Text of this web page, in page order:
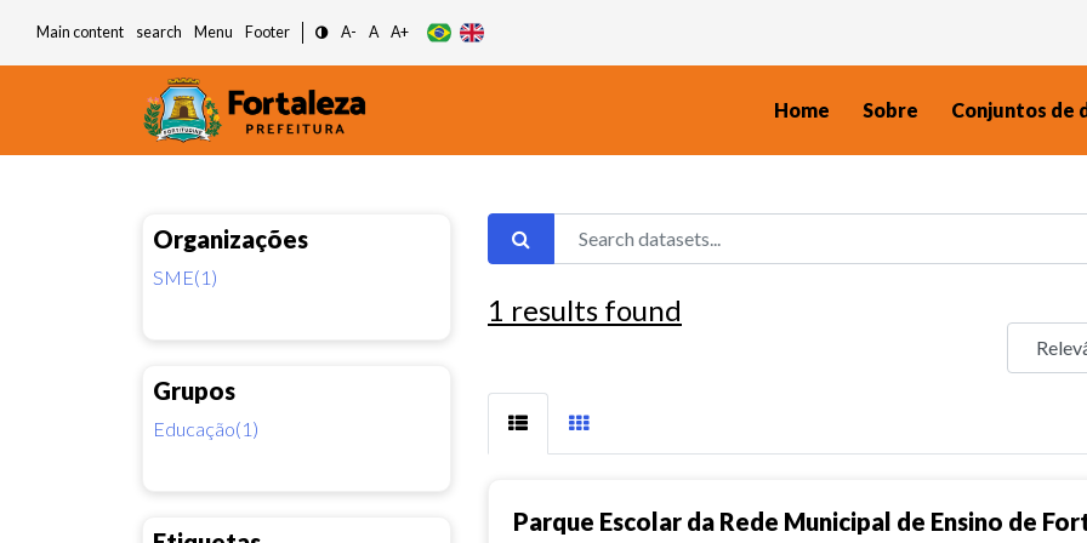
Main content search Menu Footer A- A A+
Home Sobre Conjuntos de
Organizações
SME(1)
Grupos
Educação(1)
1 results found
Parque Escolar da Rede Municipal de Ensino de